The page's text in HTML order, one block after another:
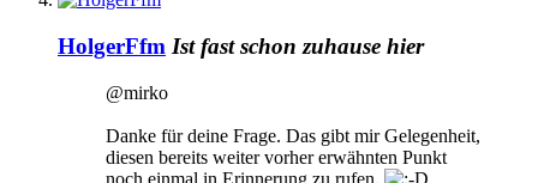
HolgerFfm Ist fast schon zuhause hier
@mirko
Danke für deine Frage. Das gibt mir Gelegenheit,
diesen bereits weiter vorher erwähnten Punkt
noch einmal in Erinnerung zu rufen.